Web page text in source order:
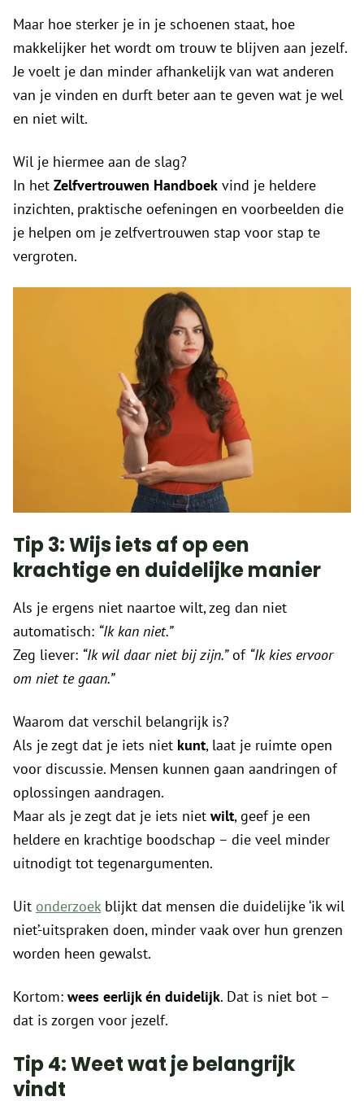
Maar hoe sterker je in je schoenen staat, hoe
makkelijker het wordt om trouw te blijven aan jezelf.
Je voelt je dan minder afhankelijk van wat anderen
van je vinden en durft beter aan te geven wat je wel
en niet wilt.
Wil je hiermee aan de slag?
In het Zelfvertrouwen Handboek vind je heldere
inzichten, praktische oefeningen en voorbeelden die
je helpen om je zelfvertrouwen stap voor stap te
vergroten.
Tip 3: Wijs iets af op een
krachtige en duidelijke manier
Als je ergens niet naartoe wilt, zeg dan niet
automatisch: “Ik kan niet.”
Zeg liever: “Ik wil daar niet bij zijn.”of “Ik kies ervoor
om niet te gaan.”
Waarom dat verschil belangrijk is?
Als je zegt dat je iets niet kunt, laat je ruimte open
voor discussie. Mensen kunnen gaan aandringen of
oplossingen aandragen.
Maar als je zegt dat je iets niet wilt, geef je een
heldere en krachtige boodschap – die veel minder
uitnodigt tot tegenargumenten.
Uit onderzoek blijkt dat mensen die duidelijke ‘ik wil
niet’-uitspraken doen, minder vaak over hun grenzen
worden heen gewalst.
Kortom: wees eerlijk én duidelijk. Dat is niet bot –
dat is zorgen voor jezelf.
Tip 4: Weet wat je belangrijk
vindt